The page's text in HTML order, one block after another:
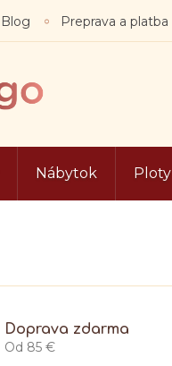
Blog Preprava a platba
Nábytok Ploty
Doprava zdarma
Od 85 €